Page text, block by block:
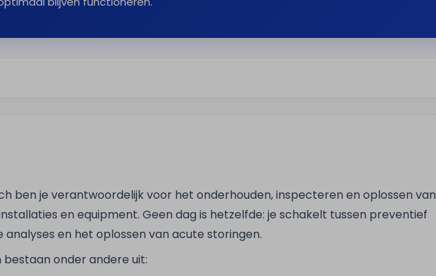
ben je verantwoordelijk voor het onderhouden, inspecteren en oplossen van
en equipment. Geen dag is hetzelfde: je schakelt tussen preventief
en het oplossen van acute storingen.
onder andere uit: